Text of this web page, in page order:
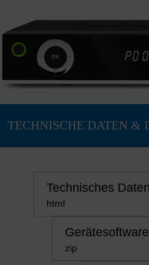
Technisches
html
zip